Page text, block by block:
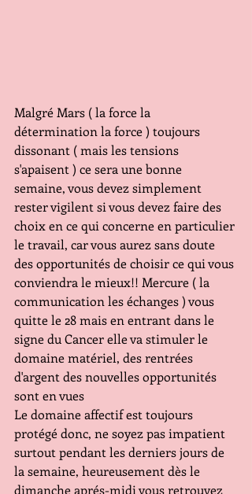
Malgré Mars ( la force la
détermination la force ) toujours
dissonant ( mais les tensions
s'apaisent ) ce sera une bonne
semaine, vous devez simplement
rester vigilent si vous devez faire des
choix en ce qui concerne en particulier
le travail, car vous aurez sans doute
des opportunités de choisir ce qui vous
conviendra le mieux!! Mercure ( la
communication les échanges ) vous
quitte le 28 mais en entrant dans le
signe du Cancer elle va stimuler le
domaine matériel, des rentrées
d'argent des nouvelles opportunités
sont en vues
Le domaine affectif est toujours
protégé donc, ne soyez pas impatient
surtout pendant les derniers jours de
la semaine, heureusement dès le
dimanche aprés-midi vous retrouvez